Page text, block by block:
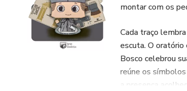
montar com os
Cada traço
escuta. O oratório
Bosco celebrou
reúne os
a presença